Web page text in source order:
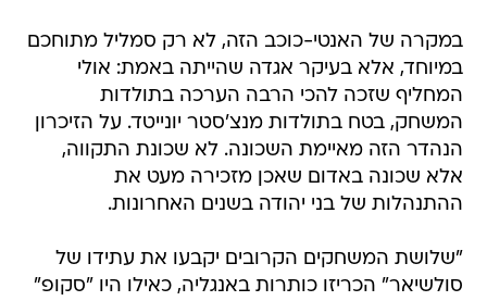
במקרה של האנטי-כוכב הזה, לא רק סמליל מתוחכם
במיוחד, אלא בעיקר אגדה שהייתה באמת: אולי
המחליף שזכה להכי הרבה הערכה בתולדות
המשחק, בטח בתולדות מנצ'סטר יונייטד. על הזיכרון
הנהדר הזה מאיימת השכונה. לא שכונת התקווה,
אלא שכונה באדום שאכן מזכירה מעט את
ההתנהלות של בני יהודה בשנים האחרונות.
"שלושת המשחקים הקרובים יקבעו את עתידו של
סולשיאר" הכריזו כותרות באנגליה, כאילו היו "סקופ"